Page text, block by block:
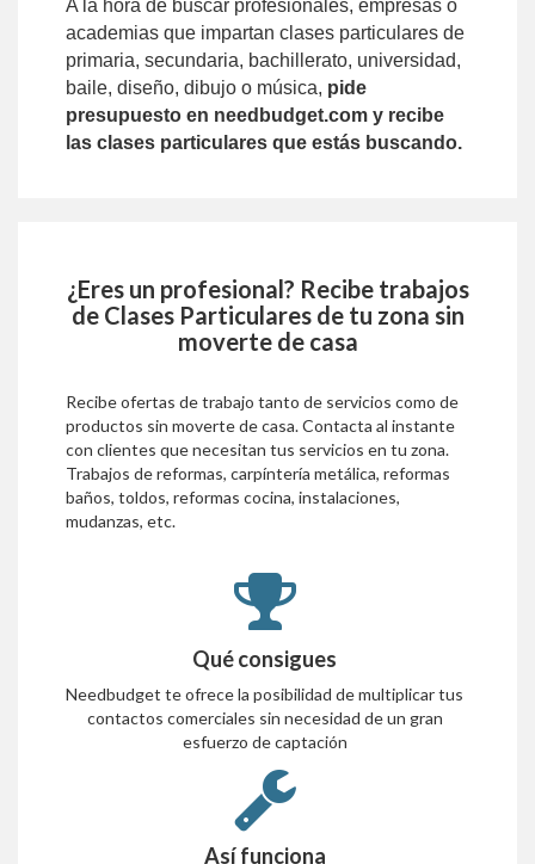
A la hora de buscar profesionales, empresas o
academias que impartan clases particulares de
primaria, secundaria, bachillerato, universidad,
baile, diseño, dibujo o música, pide
presupuesto en needbudget.com y recibe
las clases particulares que estás buscando.
¿Eres un profesional? Recibe trabajos
de Clases Particularesde tu zona sin
moverte de casa
Recibe ofertas de trabajo tanto de servicios como de
productos sin moverte de casa. Contacta al instante
con clientes que necesitan tus servicios en tu zona.
Trabajos de reformas, carpíntería metálica, reformas
baños, toldos, reformas cocina, instalaciones,
mudanzas, etc.
Qué consigues
Needbudget te ofrece la posibilidad de multiplicar tus
contactos comerciales sin necesidad de un gran
esfuerzo de captación
Así funciona